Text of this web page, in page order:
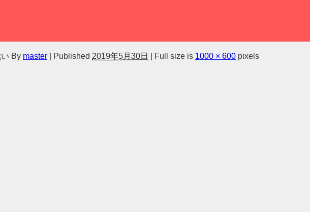
By master Published 2019年5月30日 Full size is 1000 × 600 pixels